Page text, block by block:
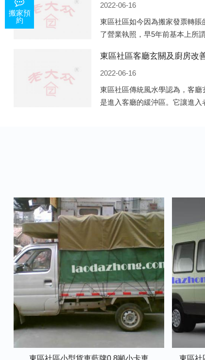
2022-06-16
東區社區如今因為搬家發票轉
了營業執照，早5年前基本上所
般遍地開花，如：天眼查，企
東區社區客廳玄關及廚房改
2022-06-16
東區社區傳統風水學認為，客廳
是進入客廳的緩沖區。它讓進
東區社區小型貨車藍牌0.8噸小卡車 東區社
搬家預
約